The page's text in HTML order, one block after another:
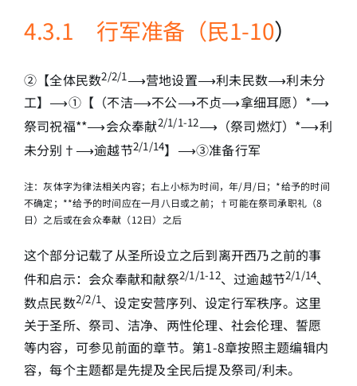
4.3.1 行军准备（民1-10）
②【全体民数2/2/1 ⟶营地设置⟶利未民数⟶利未分
工】⟶①【（不洁⟶不公⟶不贞⟶拿细耳愿）*⟶
祭司祝福**⟶会众奉献2/1/1-12⟶（祭司燃灯）*⟶利
未分别†⟶逾越节2/1/14】⟶③准备行军
注：灰体字为律法相关内容；右上小标为时间，年/月/日；*给予的时间
不确定；**给予的时间应在一月八日或之前；†可能在祭司承职礼（8
日）之后或在会众奉献（12日）之后
这个部分记载了从圣所设立之后到离开西乃之前的事
件和启示：会众奉献和献祭2/1/1-12、过逾越节2/1/14、
数点民数2/2/1、设定安营序列、设定行军秩序。这里
关于圣所、祭司、洁净、两性伦理、社会伦理、誓愿
等内容，可参见前面的章节。第1-8章按照主题编辑内
容，每个主题都是先提及全民后提及祭司/利未。